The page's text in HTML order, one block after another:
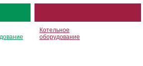
Котельное
оборудование